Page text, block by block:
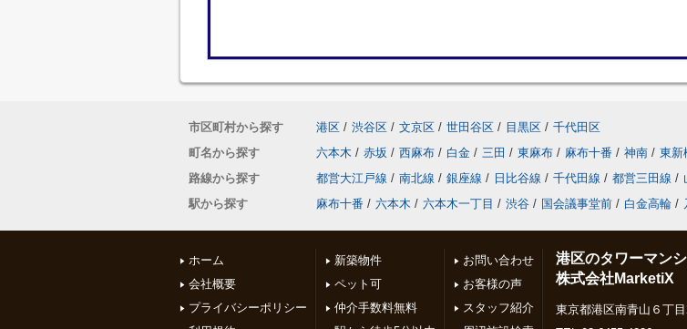
市区町村から探す 港区 / 渋谷区 / 文京区 / 世田谷区 / 目黒区 / 千代田区
町名から探す
六本木 / 赤坂 / 西麻布 / 白金 / 三田 / 東麻布 / 麻布十番 / 神南 / 東新
路線から探す
都営大江戸線 / 南北線 / 銀座線 / 日比谷線 / 千代田線 / 都営三田線 /
駅から探す
麻布十番 / 六本木 / 六本木一丁目 / 渋谷 / 国会議事堂前 / 白金高輪 /
ホーム
会社概要
プライバシーポリシー
新築物件
ペット可
仲介手数料無料
お問い合わせ
お客様の声
スタッフ紹介
港区のタワーマン
株式会社MarketiX
東京都港区南青山６丁